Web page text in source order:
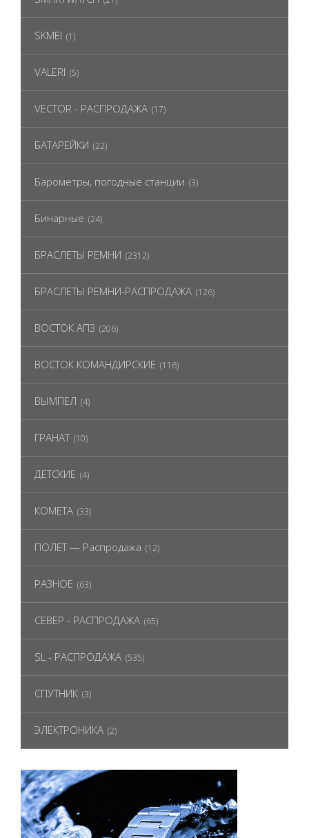
SKMEI (1)
VALERI (5)
VECTOR - РАСПРОДАЖА (17)
БАТАРЕЙКИ (22)
Барометры, погодные станции (3)
Бинарные (24)
БРАСЛЕТЫ РЕМНИ (2312)
БРАСЛЕТЫ РЕМНИ-РАСПРОДАЖА (126)
ВОСТОК АПЗ (206)
ВОСТОК КОМАНДИРСКИЕ (116)
ВЫМПЕЛ (4)
ГРАНАТ (10)
ДЕТСКИЕ (4)
КОМЕТА (33)
ПОЛЕТ — Распродажа (12)
РАЗНОЕ (63)
СЕВЕР - РАСПРОДАЖА (65)
SL - РАСПРОДАЖА (535)
СПУТНИК (3)
ЭЛЕКТРОНИКА (2)